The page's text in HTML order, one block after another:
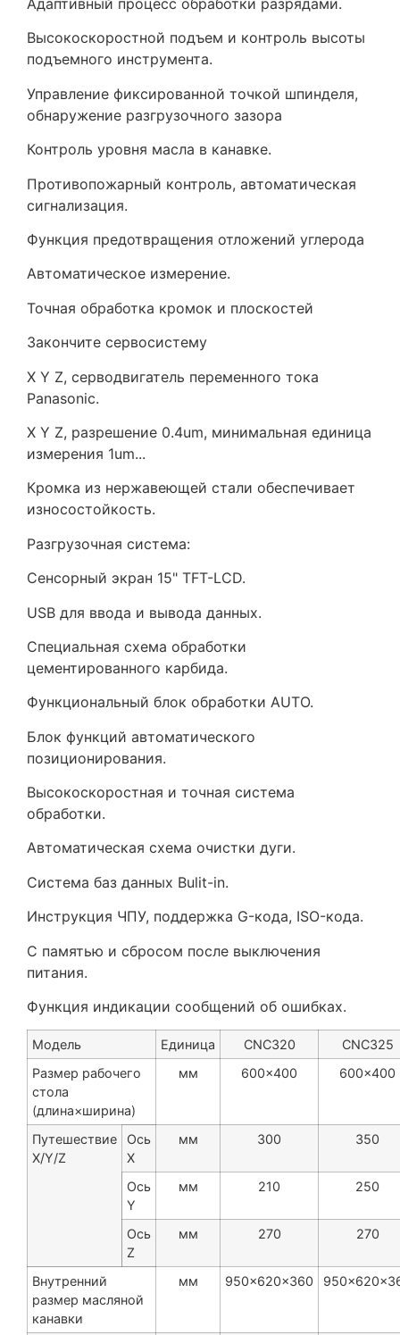
Адаптивный процесс обработки разрядами.
Высокоскоростной подъем и контроль высоты
подъемного инструмента.
Управление фиксированной точкой шпинделя,
обнаружение разгрузочного зазора
Контроль уровня масла в канавке.
Противопожарный контроль, автоматическая
сигнализация.
Функция предотвращения отложений углерода
Автоматическое измерение.
Точная обработка кромок и плоскостей
Закончите сервосистему
X Y Z, серводвигатель переменного тока
Panasonic.
X Y Z, разрешение 0.4um, минимальная единица
измерения 1um...
Кромка из нержавеющей стали обеспечивает
износостойкость.
Разгрузочная система:
Сенсорный экран 15" TFT-LCD.
USB для ввода и вывода данных.
Специальная схема обработки
цементированного карбида.
Функциональный блок обработки AUTO.
Блок функций автоматического
позиционирования.
Высокоскоростная и точная система
обработки.
Автоматическая схема очистки дуги.
Система баз данных Bulit-in.
Инструкция ЧПУ, поддержка G-кода, ISO-кода.
С памятью и сбросом после выключения
питания.
Функция индикации сообщений об ошибках.
Модель Единица CNC320
CNC325
Размер рабочего
стола
(длина×ширина)
мм 600×400 600×400
Путешествие
X/Y/Z
Ось
X
мм 300 350
Ось
Y
мм 210 250
Ось
Z
мм 270 270
Внутренний
размер масляной
канавки
мм 950×620×360